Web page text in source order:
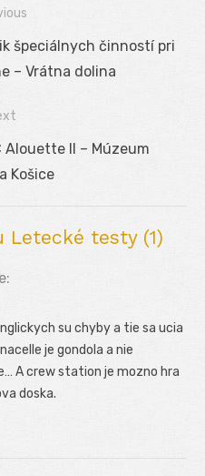
špeciálnych činností pri
– Vrátna dolina
Alouette II – Múzeum
Košice
Letecké testy (1)
su chyby a tie sa ucia
je gondola a nie
A crew station je mozno hra
doska.